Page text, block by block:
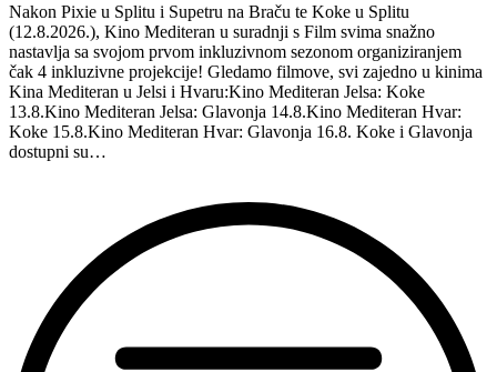
Nakon Pixie u Splitu i Supetru na Braču te Koke u Splitu
(12.8.2026.), Kino Mediteran u suradnji s Film svima snažno
nastavlja sa svojom prvom inkluzivnom sezonom organiziranjem
čak 4 inkluzivne projekcije! Gledamo filmove, svi zajedno u kinima
Kina Mediteran u Jelsi i Hvaru:Kino Mediteran Jelsa: Koke
13.8.Kino Mediteran Jelsa: Glavonja 14.8.Kino Mediteran Hvar:
Koke 15.8.Kino Mediteran Hvar: Glavonja 16.8. Koke i Glavonja
dostupni su…